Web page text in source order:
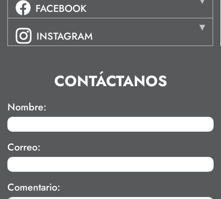
FACEBOOK
INSTAGRAM
CONTÁCTANOS
Nombre:
Correo:
Comentario: